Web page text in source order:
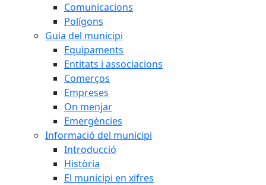
Comunicacions
Polígons
Guia del municipi
Equipaments
Entitats i associacions
Comerços
Empreses
On menjar
Emergències
Informació del municipi
Introducció
Història
El municipi en xifres